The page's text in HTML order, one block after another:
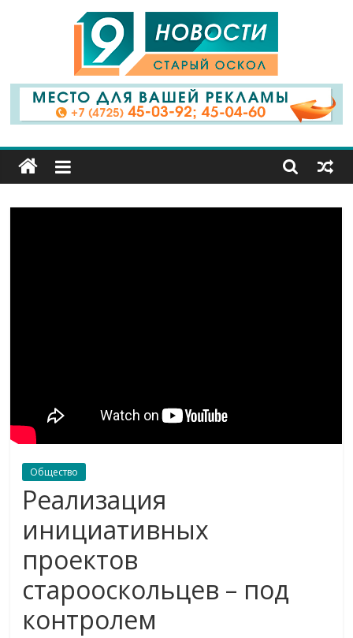
9
Канал
Старый
Общество
Реализация
инициативных
проектов
старооскольцев – под
контролем